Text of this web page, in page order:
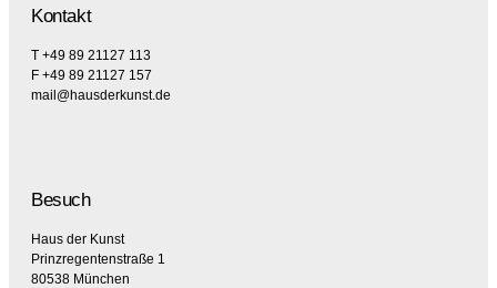
Kontakt
T +49 89 21127 113
F +49 89 21127 157
mail@hausderkunst.de
Besuch
Haus der Kunst
Prinzregentenstraße 1
80538 München